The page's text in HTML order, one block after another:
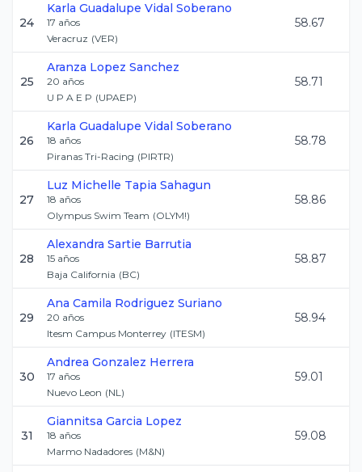
24
Karla Guadalupe Vidal Soberano
17 años
Veracruz (VER)
58.67
25
Aranza Lopez Sanchez
20 años
U P A E P (UPAEP)
58.71
26
Karla Guadalupe Vidal Soberano
18 años
Piranas Tri-Racing (PIRTR)
58.78
27
Luz Michelle Tapia Sahagun
18 años
Olympus Swim Team (OLYM!)
58.86
28
Alexandra Sartie Barrutia
15 años
Baja California (BC)
58.87
29
Ana Camila Rodriguez Suriano
20 años
Itesm Campus Monterrey (ITESM)
58.94
30
Andrea Gonzalez Herrera
17 años
Nuevo Leon (NL)
59.01
31
Giannitsa Garcia Lopez
18 años
Marmo Nadadores (M&N)
59.08